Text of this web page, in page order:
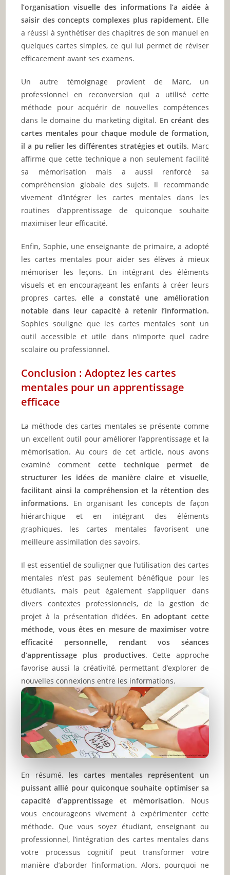
l’organisation visuelle des informations l’a aidée à
saisir des concepts complexes plus rapidement. Elle
a réussi à synthétiser des chapitres de son manuel en
quelques cartes simples, ce qui lui permet de réviser
efficacement avant ses examens.
Un autre témoignage provient de Marc, un
professionnel en reconversion qui a utilisé cette
méthode pour acquérir de nouvelles compétences
dans le domaine du marketing digital. En créant des
cartes mentales pour chaque module de formation,
il a pu relier les différentes stratégies et outils. Marc
affirme que cette technique a non seulement facilité
sa mémorisation mais a aussi renforcé sa
compréhension globale des sujets. Il recommande
vivement d’intégrer les cartes mentales dans les
routines d’apprentissage de quiconque souhaite
maximiser leur efficacité.
Enfin, Sophie, une enseignante de primaire, a adopté
les cartes mentales pour aider ses élèves à mieux
mémoriser les leçons. En intégrant des éléments
visuels et en encourageant les enfants à créer leurs
propres cartes,elle a constaté une amélioration
notable dans leur capacité à retenir l’information.
Sophies souligne que les cartes mentales sont un
outil accessible et utile dans n’importe quel cadre
scolaire ou professionnel.
Conclusion : Adoptez les cartes
mentales pour un apprentissage
efficace
La méthode des cartes mentales se présente comme
un excellent outil pour améliorer l’apprentissage et la
mémorisation. Au cours de cet article, nous avons
examiné commentcette technique permet de
structurer les idées de manière claire et visuelle,
facilitant ainsi la compréhension et la rétention des
informations. En organisant les concepts de façon
hiérarchique et en intégrant des éléments
graphiques, les cartes mentales favorisent une
meilleure assimilation des savoirs.
Il est essentiel de souligner que l’utilisation des cartes
mentales n’est pas seulement bénéfique pour les
étudiants, mais peut également s’appliquer dans
divers contextes professionnels, de la gestion de
projet à la présentation d’idées. En adoptant cette
méthode, vous êtes en mesure de maximiser votre
efficacité personnelle, rendant vos séances
d’apprentissage plus productives. Cette approche
favorise aussi la créativité, permettant d’explorer de
nouvelles connexions entre les informations.
En résumé,les cartes mentales représentent un
puissant allié pour quiconque souhaite optimiser sa
capacité d’apprentissage et mémorisation. Nous
vous encourageons vivement à expérimenter cette
méthode. Que vous soyez étudiant, enseignant ou
professionnel, l’intégration des cartes mentales dans
votre processus cognitif peut transformer votre
manière d’aborder l’information. Alors, pourquoi ne